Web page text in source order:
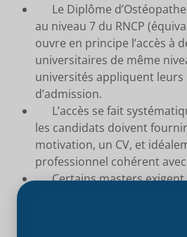
Le Diplôme
au niveau 7 du RNCP
ouvre en principe l’accès à
universitaires de même
universités appliquent
d’admission.
L’accès se fait
les candidats doivent
motivation, un CV, et
professionnel cohérent
Certains masters
Bac+3 (licence) de leur